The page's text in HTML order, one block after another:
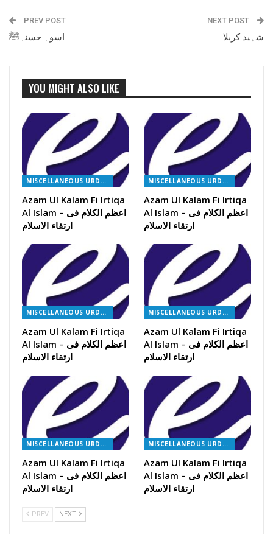
PREV POST
اسوہ حسنہﷺ
NEXT POST
شہید کربلا
YOU MIGHT ALSO LIKE
MISCELLANEOUS URDU BOOKS
Azam Ul Kalam Fi Irtiqa
Al Islam – اعظم الکلام فی
ارتقاء الاسلام
MISCELLANEOUS URDU BOOKS
Azam Ul Kalam Fi Irtiqa
Al Islam – اعظم الکلام فی
ارتقاء الاسلام
MISCELLANEOUS URDU BOOKS
Azam Ul Kalam Fi Irtiqa
Al Islam – اعظم الکلام فی
ارتقاء الاسلام
MISCELLANEOUS URDU BOOKS
Azam Ul Kalam Fi Irtiqa
Al Islam – اعظم الکلام فی
ارتقاء الاسلام
MISCELLANEOUS URDU BOOKS
Azam Ul Kalam Fi Irtiqa
Al Islam – اعظم الکلام فی
ارتقاء الاسلام
MISCELLANEOUS URDU BOOKS
Azam Ul Kalam Fi Irtiqa
Al Islam – اعظم الکلام فی
ارتقاء الاسلام
PREV NEXT